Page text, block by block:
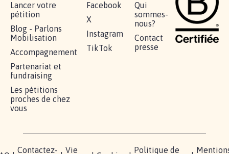
Lancer votre
pétition
Blog - Parlons
Mobilisation
Accompagnement
Partenariat et
fundraising
Les pétitions
proches de chez
vous
Facebook
X
Instagram
TikTok
Qui
sommes-
nous?
Contact
presse
Contactez-
Vie
Politique de